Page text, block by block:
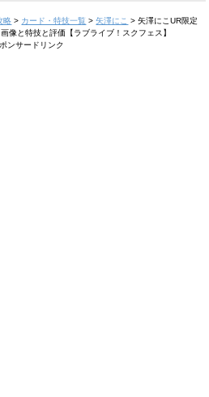
略 > カード・特技一覧 >矢澤にこ >矢澤にこUR限定
像と特技と評価【ラブライブ！スクフェス】
ンサードリンク